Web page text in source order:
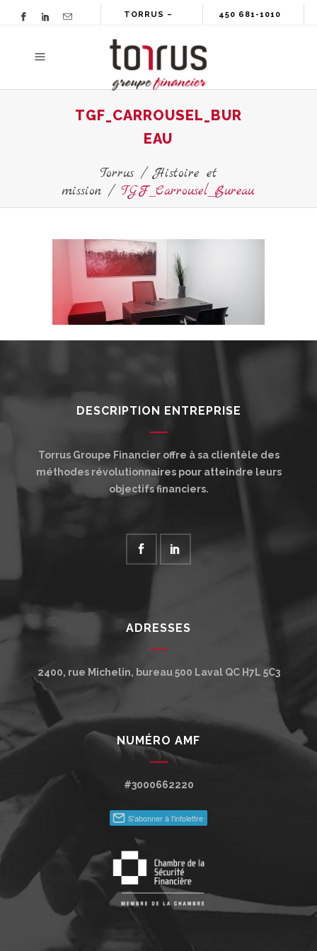
TORRUS – 450 681-1010
TGF_CARROUSEL_BUR
EAU
Torrus/Histoire et
mission / TGF_Carrousel_Bureau
DESCRIPTION ENTREPRISE
Torrus Groupe Financier offre à sa clientèle des
méthodes révolutionnaires pour atteindre leurs
objectifs financiers.
ADRESSES
2400, rue Michelin, bureau 500 Laval QC H7L 5C3
NUMÉRO AMF
#3000662220